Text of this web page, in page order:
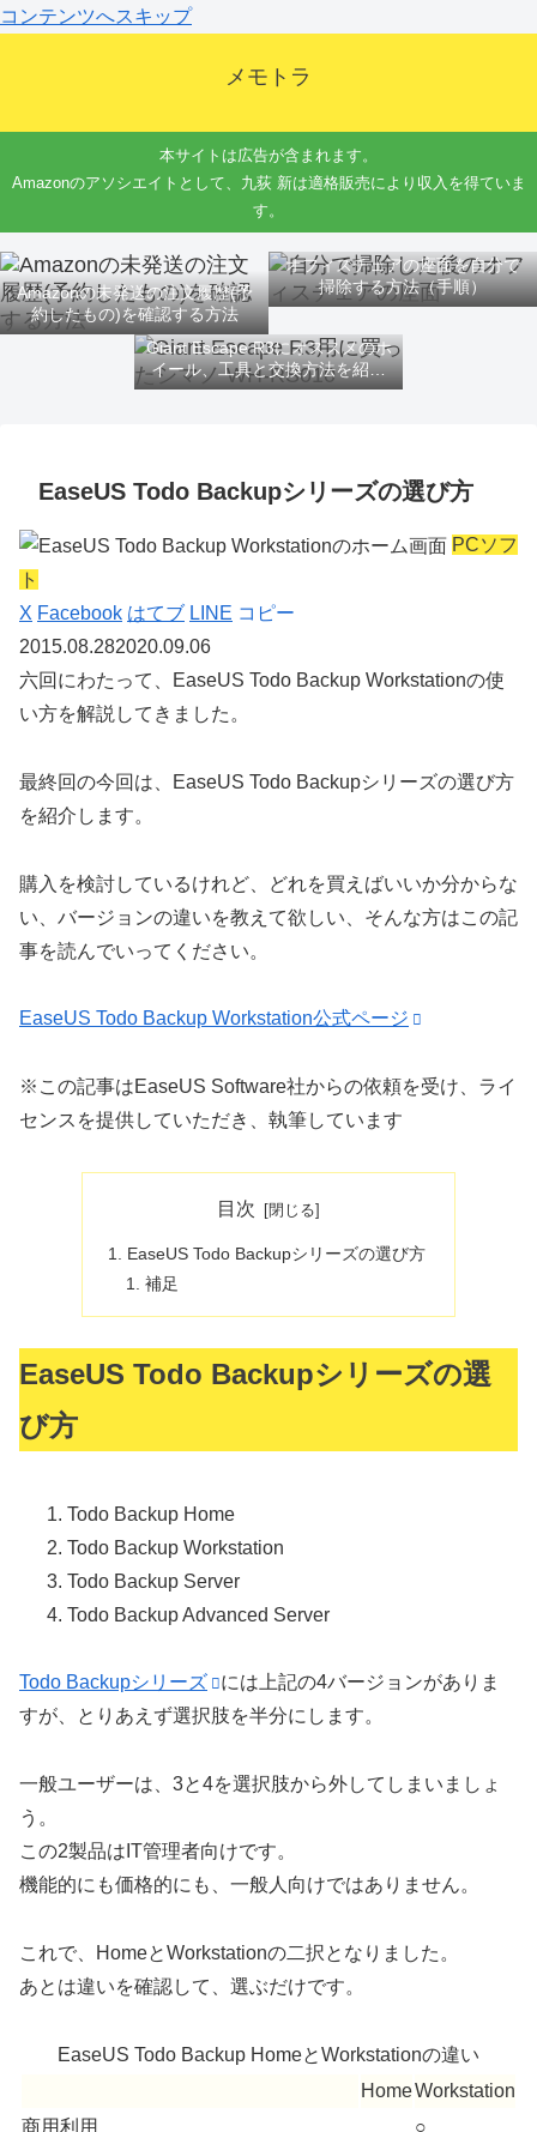
コンテンツへスキップ
メモトラ
本サイトは広告が含まれます。
Amazonのアソシエイトとして、九荻 新は適格販売により収入を得ていま
す。
Amazonの未発送の注文履歴(予
約したもの)を確認する方法
オフィスチェアの座面を自分で
掃除する方法（手順）
Giant Escape R3にオススメのホ
イール、工具と交換方法を紹介
するよ
EaseUS Todo Backupシリーズの選び方
PCソフ
ト
X Facebook はてブ LINE コピー
2015.08.282020.09.06
六回にわたって、
EaseUS Todo Backup Workstationの使
い方を解説してきました。
最終回の今回は、
EaseUS Todo Backupシリーズの選び方
を紹介します。
購入を検討しているけれど、どれを買えばいいか分からな
い、バージョンの違いを教えて欲しい、そんな方はこの記
事を読んでいってください。
EaseUS Todo Backup Workstation公式ページ
※この記事はEaseUS Software社からの依頼を受け、ライ
センスを提供していただき、執筆しています
目次
EaseUS Todo Backupシリーズの選び方
補足
EaseUS Todo Backupシリーズの選
び方
Todo Backup Home
Todo Backup Workstation
Todo Backup Server
Todo Backup Advanced Server
Todo Backupシリーズ
には上記の4バージョンがありま
すが、とりあえず選択肢を半分にします。
一般ユーザーは、3と4を選択肢から外してしまいましょ
う。
この2製品はIT管理者向けです。
機能的にも価格的にも、一般人向けではありません。
これで、HomeとWorkstationの二択となりました。
あとは違いを確認して、選ぶだけです。
EaseUS Todo Backup HomeとWorkstationの違い
HomeWorkstation
商用利用
○